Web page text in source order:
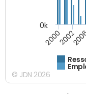
20002002
0k
© JDN 2026